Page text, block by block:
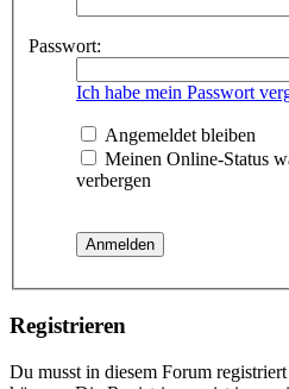
Passwort:
Ich habe mein Passwort
Angemeldet bleiben
Meinen Online-Status
verbergen
Registrieren
Du musst in diesem Forum